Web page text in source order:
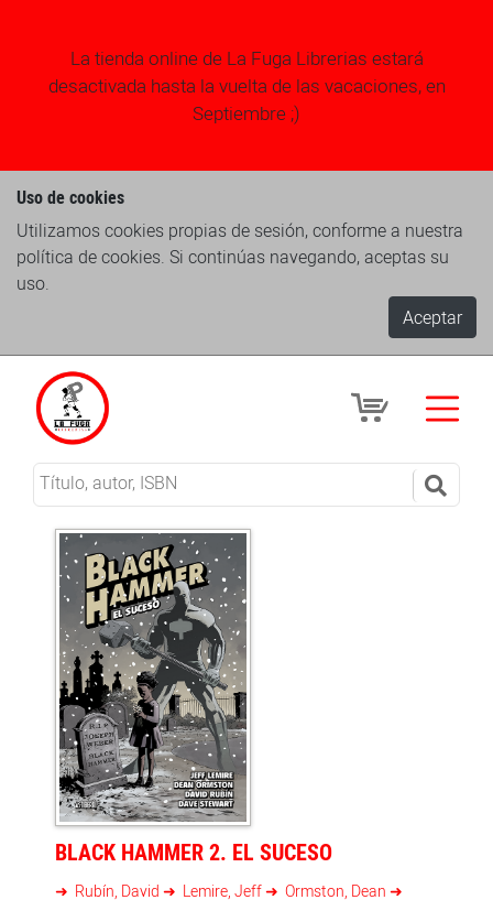
La tienda online de La Fuga Librerias estará
desactivada hasta la vuelta de las vacaciones, en
Septiembre ;)
Uso de cookies
Utilizamos cookies propias de sesión, conforme a nuestra
política de cookies. Si continúas navegando, aceptas su
uso.
Aceptar
BLACK HAMMER 2. EL SUCESO
Rubín, David Lemire, Jeff
Ormston, Dean